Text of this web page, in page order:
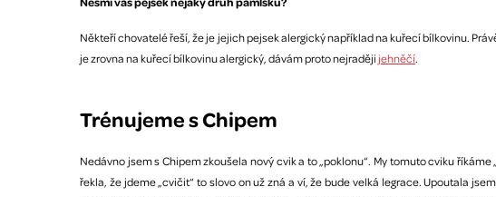
Někteří chovatelé řeší, že je jejich pejsek alergický například na kuřecí bílkovinu.
je zrovna na kuřecí bílkovinu alergický, dávám proto nejraději jehněčí.
Trénujeme s Chipem
Nedávno jsem s Chipem zkoušela nový cvik a to „poklonu“. My tomuto cviku
řekla, že jdeme „cvičit“ to slovo on už zná a ví, že bude velká legrace. Upoutala